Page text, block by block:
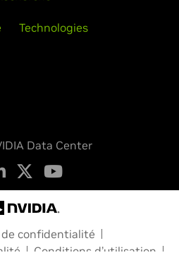
Technologies
Data Center
confidentialité
Conditions d’utilisation